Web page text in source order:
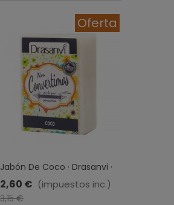
Oferta
Jabón De Coco · Drasanvi ·
100 Gr
2,60 € (impuestos inc.)
3,15 €